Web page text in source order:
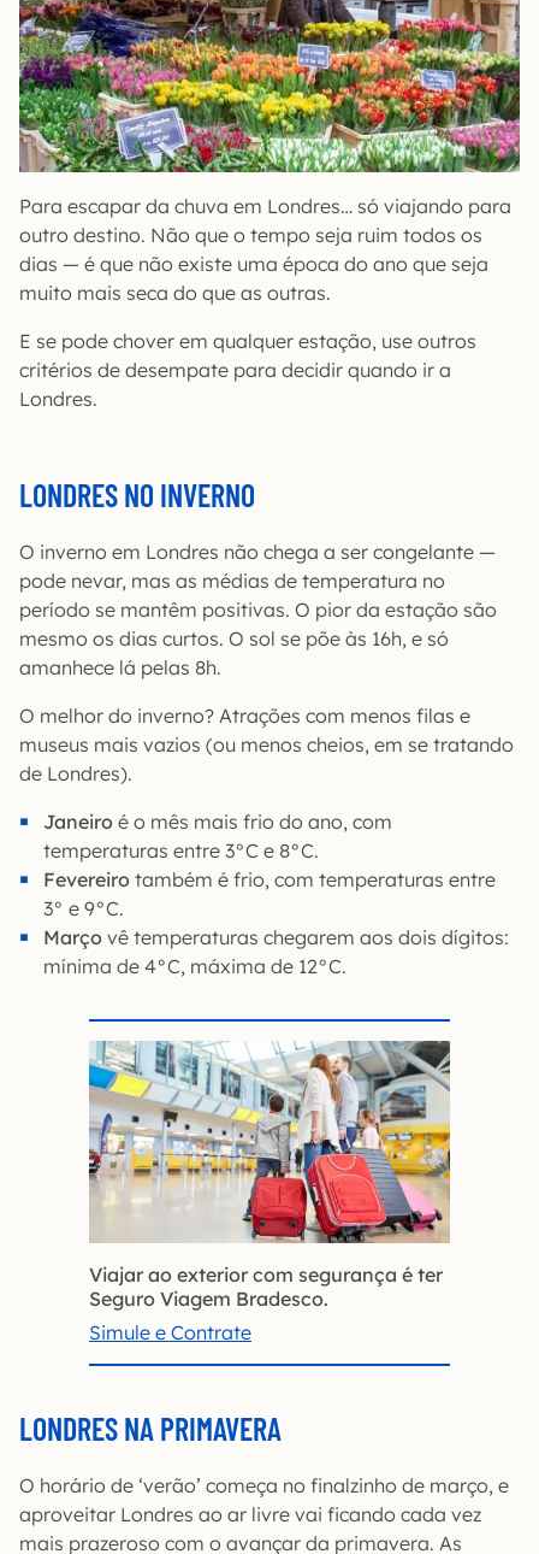
Para escapar da chuva em Londres… só viajando para
outro destino. Não que o tempo seja ruim todos os
dias — é que não existe uma época do ano que seja
muito mais seca do que as outras.
E se pode chover em qualquer estação, use outros
critérios de desempate para decidir quando ir a
Londres.
LONDRES NO INVERNO
O inverno em Londres não chega a ser congelante —
pode nevar, mas as médias de temperatura no
período se mantêm positivas. O pior da estação são
mesmo os dias curtos. O sol se põe às 16h, e só
amanhece lá pelas 8h.
O melhor do inverno? Atrações com menos filas e
museus mais vazios (ou menos cheios, em se tratando
de Londres).
Janeiro é o mês mais frio do ano, com
temperaturas entre 3°C e 8°C.
Fevereiro também é frio, com temperaturas entre
3° e 9°C.
Março vê temperaturas chegarem aos dois dígitos:
mínima de 4°C, máxima de 12°C.
Viajar ao exterior com segurança é ter
Seguro Viagem Bradesco.
Simule e Contrate
LONDRES NA PRIMAVERA
O horário de ‘verão’ começa no finalzinho de março, e
aproveitar Londres ao ar livre vai ficando cada vez
mais prazeroso com o avançar da primavera. As